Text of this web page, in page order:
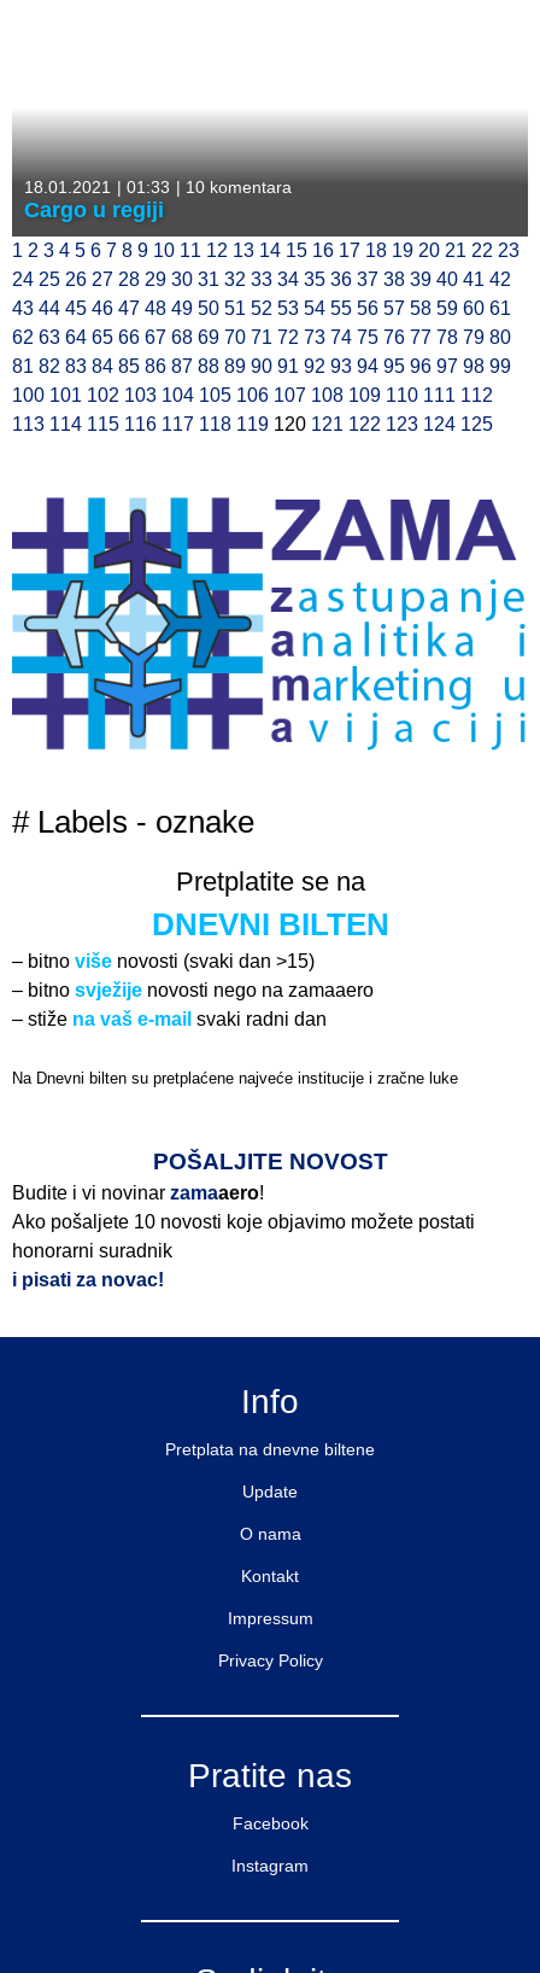
18.01.2021 | 01:33 | 10 komentara
Cargo u regiji
1 2 3 4 5 6 7 8 9 10 11 12 13 14 15 16 17 18 19 20 21 22 23
24 25 26 27 28 29 30 31 32 33 34 35 36 37 38 39 40 41 42
43 44 45 46 47 48 49 50 51 52 53 54 55 56 57 58 59 60 61
62 63 64 65 66 67 68 69 70 71 72 73 74 75 76 77 78 79 80
81 82 83 84 85 86 87 88 89 90 91 92 93 94 95 96 97 98 99
100 101 102 103 104 105 106 107 108 109 110 111 112
113 114 115 116 117 118 119 120 121 122 123 124 125
# Labels - oznake
Pretplatite se na
DNEVNI BILTEN
– bitno više novosti (svaki dan >15)
– bitno svježije novosti nego na zamaaero
– stiže na vaš e-mail svaki radni dan
Na Dnevni bilten su pretplaćene najveće institucije i zračne luke
POŠALJITE NOVOST
Budite i vi novinar zamaaero!
Ako pošaljete 10 novosti koje objavimo možete postati
honorarni suradnik
i pisati za novac!
Info
Pretplata na dnevne biltene
Update
O nama
Kontakt
Impressum
Privacy Policy
Pratite nas
Facebook
Instagram